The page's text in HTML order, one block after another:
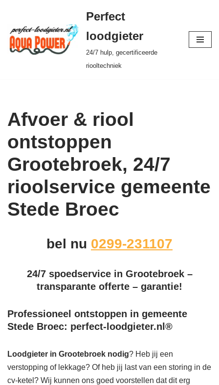
Ga
naar
de
Perfect
loodgieter
24/7 hulp, gecertificeerde
riooltechniek
Afvoer & riool
ontstoppen
Grootebroek, 24/7
rioolservice gemeente
Stede Broec
bel nu 0299-231107
24/7 spoedservice in Grootebroek –
transparante offerte – garantie!
Professioneel ontstoppen in gemeente
Stede Broec: perfect-loodgieter.nl®
Loodgieter in Grootebroek nodig? Heb jij een
verstopping of lekkage? Of heb jij last van een storing in de
cv-ketel? Wij kunnen ons goed voorstellen dat dit erg